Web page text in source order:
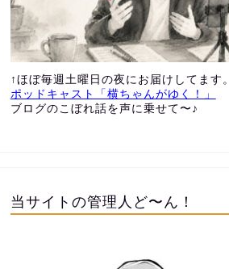
↑ほぼ毎週土曜日の夜にお届けしてます。
ポッドキャスト「横ちゃんがゆく！」
ブログのこぼれ話を声に乗せて〜♪
当サイトの管理人ど〜ん！